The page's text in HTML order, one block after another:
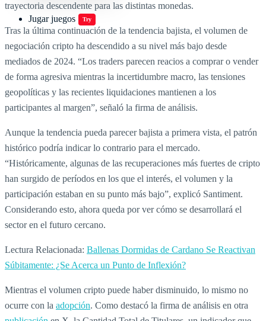
Jugar juegos Try
trayectoria descendente para las distintas monedas.
Tras la última continuación de la tendencia bajista, el volumen de
negociación cripto ha descendido a su nivel más bajo desde
mediados de 2024. “Los traders parecen reacios a comprar o vender
de forma agresiva mientras la incertidumbre macro, las tensiones
geopolíticas y las recientes liquidaciones mantienen a los
participantes al margen”, señaló la firma de análisis.
Aunque la tendencia pueda parecer bajista a primera vista, el patrón
histórico podría indicar lo contrario para el mercado.
“Históricamente, algunas de las recuperaciones más fuertes de cripto
han surgido de períodos en los que el interés, el volumen y la
participación estaban en su punto más bajo”, explicó Santiment.
Considerando esto, ahora queda por ver cómo se desarrollará el
sector en el futuro cercano.
Lectura Relacionada: Ballenas Dormidas de Cardano Se Reactivan
Súbitamente: ¿Se Acerca un Punto de Inflexión?
Mientras el volumen cripto puede haber disminuido, lo mismo no
ocurre con la adopción. Como destacó la firma de análisis en otra